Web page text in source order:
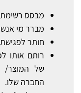
מבסס רשימת
מברר מי
חותר
רותם אותו
של המוצר/
החברה שלו.